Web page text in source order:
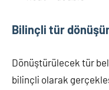
Bilinçli tür
Dönüştürülecek tür
bilinçli olarak